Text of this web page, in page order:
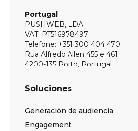
Portugal
PUSHWEB, LDA
VAT: PT516978497
Telefone: +351 300 404 470
Rua Alfredo Allen 455 e 461
4200-135 Porto, Portugal
Soluciones
Generación de audiencia
Engagement